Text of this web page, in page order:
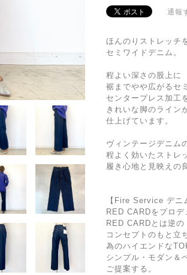
通報
ほんのりストレッチ
セミワイドデニム。
程よい深さの股上に
裾までやや広がるセ
センタープレス加工
きれいな脚のライン
仕上げています。
ヴィンテージデニム
程よく効いたストレ
履き心地と見映えの
【Fire Service デニ
RED CARDをプロデ
RED CARDとは逆
コンセプトのもと立
為のハイエンドな
シンプル・モダン＆
ご提案する。